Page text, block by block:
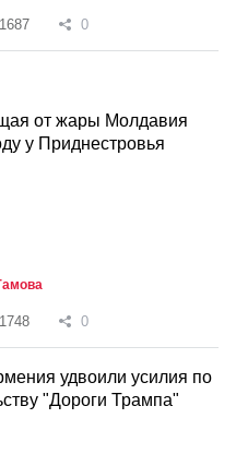
1687 0
от жары Молдавия
у Приднестровья
1748 0
удвоили усилия по
"Дороги Трампа"